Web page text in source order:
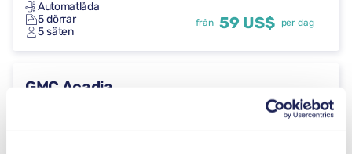
Automatlåda
5 dörrar
5 säten
från 59 US$ per dag
GMC Acadia